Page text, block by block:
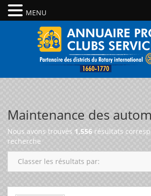
Maintenance des
Nous avons trouvés 1,556 résultats
recherche
Classer les résultats par:
MENU